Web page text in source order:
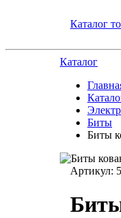
Каталог
Каталог
Биты
Биты
Артикул: